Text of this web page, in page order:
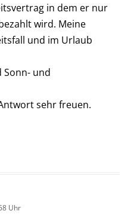
in dem er nur
wird. Meine
und im Urlaub
und
sehr freuen.
Uhr